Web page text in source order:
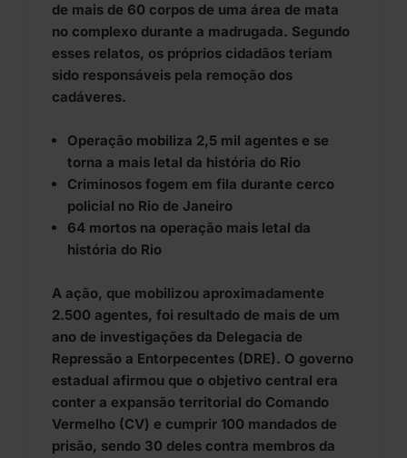
de mais de 60 corpos de uma área de mata
no complexo durante a madrugada. Segundo
esses relatos, os próprios cidadãos teriam
sido responsáveis pela remoção dos
cadáveres.
Operação mobiliza 2,5 mil agentes e se
torna a mais letal da história do Rio
Criminosos fogem em fila durante cerco
policial no Rio de Janeiro
64 mortos na operação mais letal da
história do Rio
A ação, que mobilizou aproximadamente
2.500 agentes, foi resultado de mais de um
ano de investigações da Delegacia de
Repressão a Entorpecentes (DRE). O governo
estadual afirmou que o objetivo central era
conter a expansão territorial do Comando
Vermelho (CV) e cumprir 100 mandados de
prisão, sendo 30 deles contra membros da